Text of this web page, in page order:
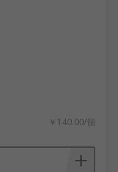
￥140.00/個